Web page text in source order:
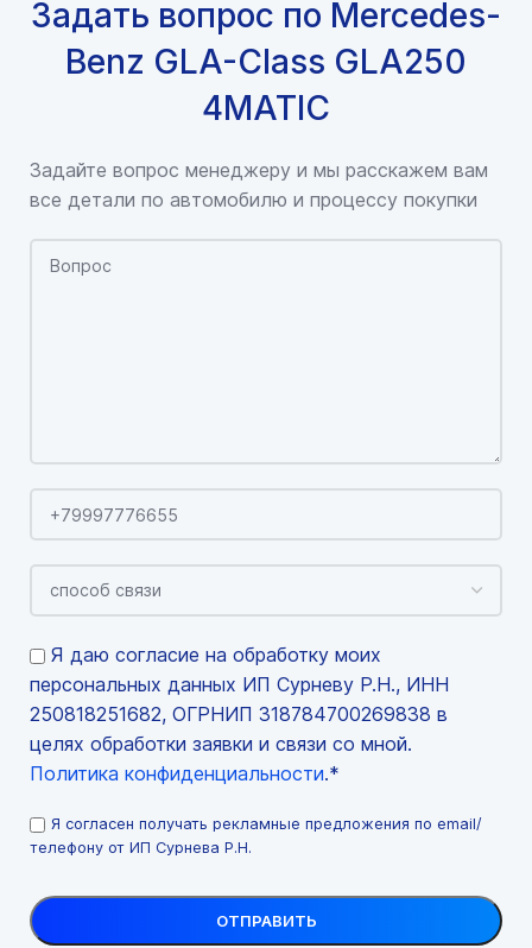
Задать вопрос по Mercedes-
Benz GLA-Class GLA250
4MATIC
Задайте вопрос менеджеру и мы расскажем вам
все детали по автомобилю и процессу покупки
Я даю согласие на обработку моих
персональных данных ИП Сурневу Р.Н., ИНН
250818251682, ОГРНИП 318784700269838 в
целях обработки заявки и связи со мной.
Политика конфиденциальности.*
Я согласен получать рекламные предложения по email/
телефону от ИП Сурнева Р.Н.